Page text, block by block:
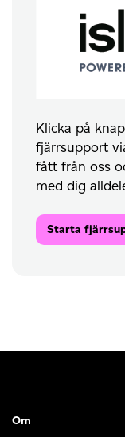
Klicka på
fjärrsupport
fått från oss
med dig
Starta
Om